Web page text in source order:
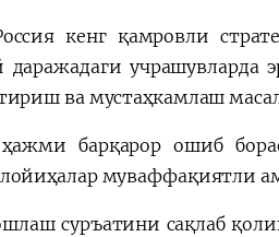
кенг қамровли
даражадаги
ва мустаҳкамлаш
барқарор ошиб
муваффақиятли
суръатини сақлаб